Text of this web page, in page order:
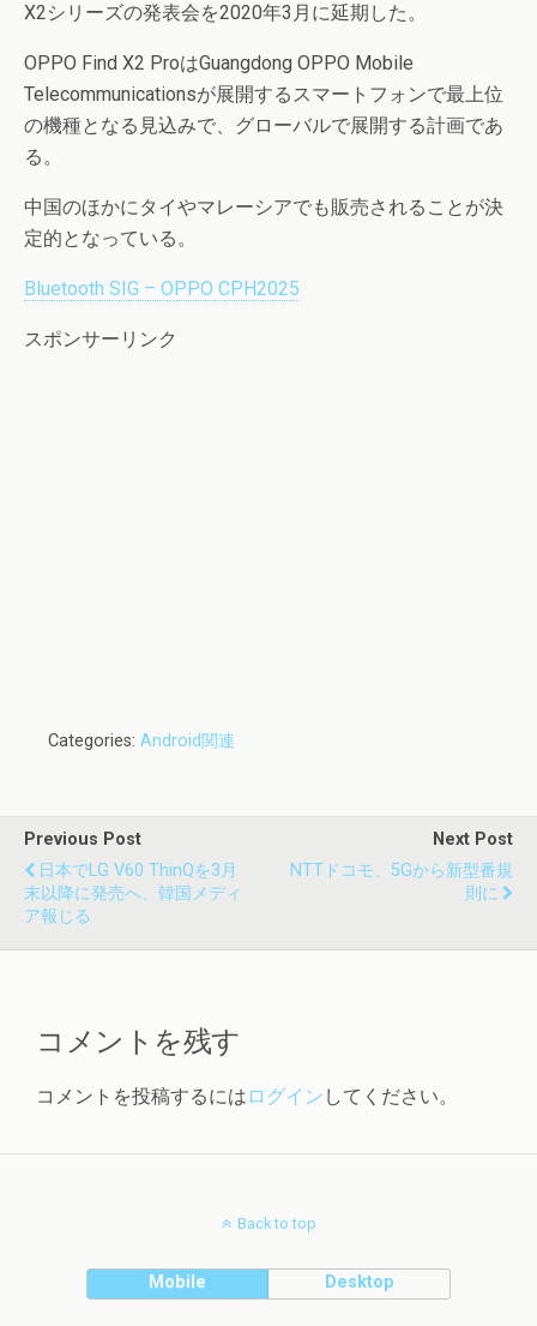
X2シリーズの発表会を2020年3月に延期した。
OPPO Find X2 ProはGuangdong OPPO Mobile
Telecommunicationsが展開するスマートフォンで最上位
の機種となる見込みで、グローバルで展開する計画であ
る。
中国のほかにタイやマレーシアでも販売されることが決
定的となっている。
Bluetooth SIG – OPPO CPH2025
スポンサーリンク
Categories: Android関連
Previous Post
日本でLG V60 ThinQを3月
末以降に発売へ、韓国メディ
ア報じる
Next Post
NTTドコモ、5Gから新型番規
則に
コメントを残す
コメントを投稿するには ログイン してください。
Back to top
Mobile Desktop